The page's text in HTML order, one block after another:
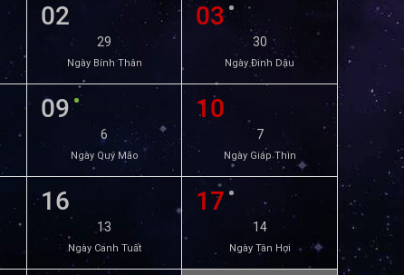
02
29
Ngày Bính Thân
03
30
Ngày Đinh Dậu
09
6
Ngày Quý Mão
10
7
Ngày Giáp Thìn
16
13
Ngày Canh Tuất
17
14
Ngày Tân Hợi